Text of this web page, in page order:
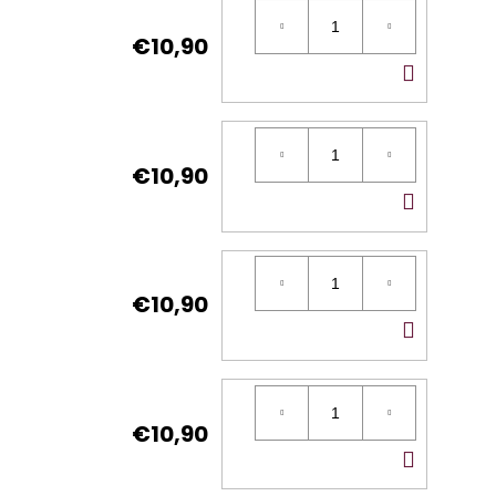
€10,90
€10,90
€10,90
€10,90